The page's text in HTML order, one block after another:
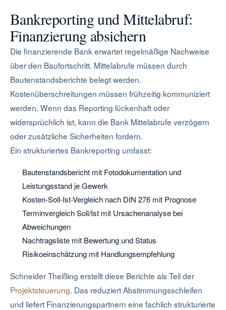
Bankreporting und Mittelabruf:
Finanzierung absichern
Die finanzierende Bank erwartet regelmäßige Nachweise
über den Baufortschritt. Mittelabrufe müssen durch
Bautenstandsberichte belegt werden.
Kostenüberschreitungen müssen frühzeitig kommuniziert
werden. Wenn das Reporting lückenhaft oder
widersprüchlich ist, kann die Bank Mittelabrufe verzögern
oder zusätzliche Sicherheiten fordern.
Ein strukturiertes Bankreporting umfasst:
Bautenstandsbericht mit Fotodokumentation und
Leistungsstand je Gewerk
Kosten-Soll-Ist-Vergleich nach DIN 276 mit Prognose
Terminvergleich Soll/Ist mit Ursachenanalyse bei
Abweichungen
Nachtragsliste mit Bewertung und Status
Risikoeinschätzung mit Handlungsempfehlung
Schneider Theißing erstellt diese Berichte als Teil der
Projektsteuerung. Das reduziert Abstimmungsschleifen
und liefert Finanzierungspartnern eine fachlich strukturierte